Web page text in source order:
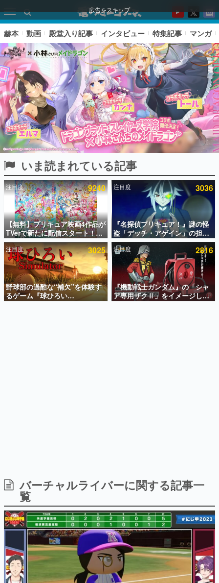
広告をスキップ
ピックアップ
電ファミのいま読まれている記事ランキング
アプリセール情報
インタビュー
連載・特集一覧
殿堂入り記事
SNS拡散数が数千以上！ ページビュー数万以上！ などな
ど。多くの人々に読まれた、電ファミ渾身の“殿堂入り”記
事をまとめました。
日本のモバイルゲーム史における主要なトピック・タイト
ルを網羅するほか、開発者へのインタビューや識者による
解説を掲載。約20年の歴史が一望できる決定版！
若ゲのいたり〜ゲームクリエイターの青春〜
『うつヌケ』『ペンと箸』等で知られるマンガ家・田中圭
一先生によるゲーム業界レポートマンガです。
なんでゲームは面白い？
ゲーム開発者・hamatsu氏がゲームの魅力を画面や操作の
具体的な形から解き明かしていく、硬派で骨太な評論連載
赫本 動画 殿堂入り記事 インタビュー 特集記事 マンガ
いま読まれている記事
注目度 9240
【無料】プリキュア映画4作品が
TVerで新たに配信スタート！な
んと2018年～2024年の映画ほぼ
すべてが見放題に、ぶっちゃけ
ありえないラインナップ
注目度 3036
『名探偵プリキュア！』謎の怪
盗「デッチ・アゲイン」の担当
キャストは天﨑滉平さんと判
明。『Re:ゼロから始める異世
界生活』オットー役、『ヒプノ
シスマイク』山田三郎役など
注目度 3025
野球部の過酷な“補欠”を体験す
るゲーム『球ひろい
Simulator』が「1件」のウィッ
注目度 2816
『機動戦士ガンダム』の「シャ
ア専用ザクⅡ」をイメージした
散水ホースリールが予約開始。